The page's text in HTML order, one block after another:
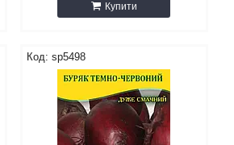
Купити
sp5498